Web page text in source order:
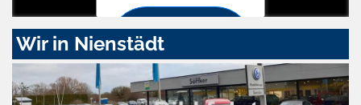
Zustimmen
aktivieren
Wir in Nienstädt